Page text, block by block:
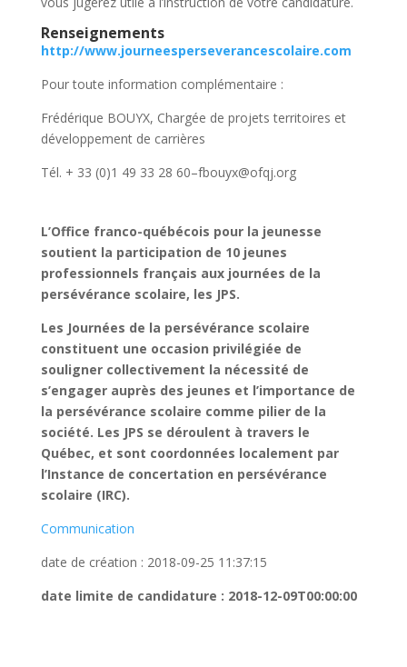
Renseignements
http://www.journeesperseverancescolaire.com
Pour toute information complémentaire :
Frédérique BOUYX, Chargée de projets territoires et
développement de carrières
Tél. + 33 (0)1 49 33 28 60–fbouyx@ofqj.org
L’Office franco-québécois pour la jeunesse
soutient la participation de 10 jeunes
professionnels français aux journées de la
persévérance scolaire, les JPS.
Les Journées de la persévérance scolaire
constituent une occasion privilégiée de
souligner collectivement la nécessité de
s’engager auprès des jeunes et l’importance de
la persévérance scolaire comme pilier de la
société. Les JPS se déroulent à travers le
Québec, et sont coordonnées localement par
l’Instance de concertation en persévérance
scolaire (IRC).
Communication
date de création : 2018-09-25 11:37:15
date limite de candidature : 2018-12-09T00:00:00